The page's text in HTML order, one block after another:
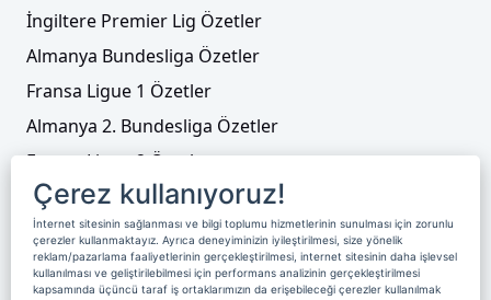
İngiltere Premier Lig Özetler
Almanya Bundesliga Özetler
Fransa Ligue 1 Özetler
Almanya 2. Bundesliga Özetler
Fransa Ligue 2 Özetler
Tenis
Video Liste
Foto Galeriler
Çerez kullanıyoruz!
İnternet sitesinin sağlanması ve bilgi toplumu hizmetlerinin sunulması için zorunlu
çerezler kullanmaktayız. Ayrıca deneyiminizin iyileştirilmesi, size yönelik
reklam/pazarlama faaliyetlerinin gerçekleştirilmesi, internet sitesinin daha işlevsel
kullanılması ve geliştirilebilmesi için performans analizinin gerçekleştirilmesi
kapsamında üçüncü taraf iş ortaklarımızın da erişebileceği çerezler kullanılmak